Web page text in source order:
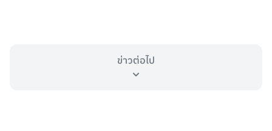
ข่าวต่อไป